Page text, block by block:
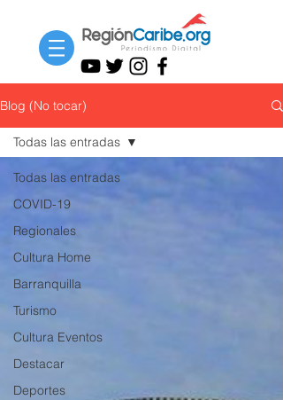
Blog (No tocar)
Todas las entradas
COVID-19
Regionales
Cultura Home
Barranquilla
Turismo
Cultura Eventos
Destacar
Deportes
Todas las entradas